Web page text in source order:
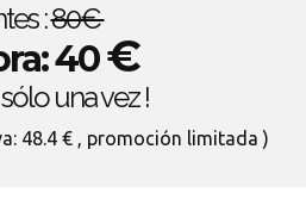
:80€
40€
sólo una vez !
48.4 € , promoción limitada )